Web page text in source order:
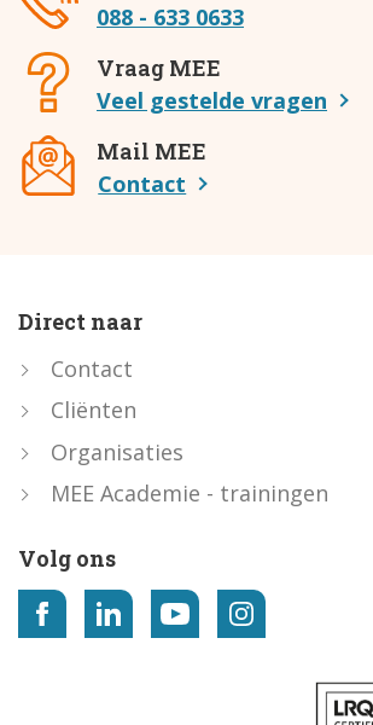
088 - 633 0633
Vraag MEE
Veel gestelde vragen
Mail MEE
Contact
Direct naar
Contact
Cliënten
Organisaties
MEE Academie - trainingen
Volg ons